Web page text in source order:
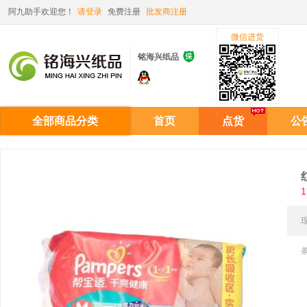
阿九助手欢迎您！ 请登录 免费注册 批发商注册
铭海兴纸品 
微信进货
全部商品分类 首页 点货 公